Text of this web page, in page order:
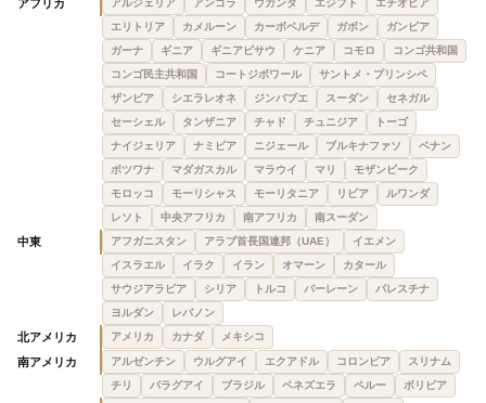
アフリカ アルジェリア アンゴラ ウガンダ エジプト
エチオピア
エリトリア
カメルーン カーボベルデ ガボン
ガンビア
ガーナ
ギニア ギニアビサウ ケニア コモロ
コンゴ共和国
コンゴ民主共和国
コートジボワール
サントメ・プリンシペ
ザンビア
シエラレオネ ジンバブエ スーダン
セネガル
セーシェル
タンザニア チャド チュニジア
トーゴ
ナイジェリア
ナミビア ニジェール ブルキナファソ
ベナン
ボツワナ
マダガスカル マラウイ マリ
モザンビーク
モロッコ
モーリシャス モーリタニア リビア
ルワンダ
レソト
中央アフリカ 南アフリカ 南スーダン
中東 アフガニスタン アラブ首長国連邦（UAE）
イエメン
イスラエル
イラク イラン オマーン
カタール
サウジアラビア
シリア トルコ バーレーン
パレスチナ
ヨルダン
レバノン
北アメリカ アメリカ カナダ メキシコ
南アメリカ アルゼンチン ウルグアイ エクアドル コロンビア
スリナム
チリ
パラグアイ ブラジル ベネズエラ ペルー ボリビア